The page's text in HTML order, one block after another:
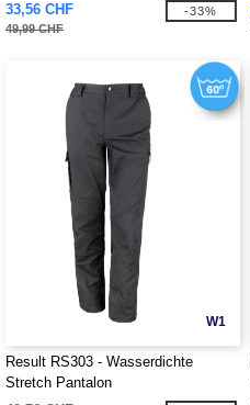
33,56 CHF
49,99 CHF
-33%
W1
Result RS303 - Wasserdichte
Stretch Pantalon